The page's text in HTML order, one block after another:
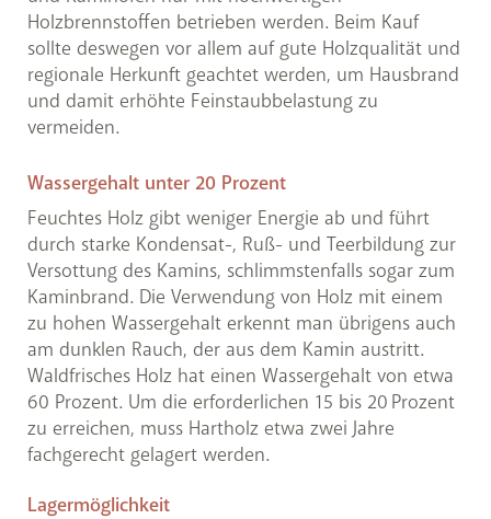
Holzbrennstoffen betrieben werden. Beim Kauf
sollte deswegen vor allem auf gute Holzqualität und
regionale Herkunft geachtet werden, um Hausbrand
und damit erhöhte Feinstaubbelastung zu
vermeiden.
Wassergehalt unter 20 Prozent
Feuchtes Holz gibt weniger Energie ab und führt
durch starke Kondensat-, Ruß- und Teerbildung zur
Versottung des Kamins, schlimmstenfalls sogar zum
Kaminbrand. Die Verwendung von Holz mit einem
zu hohen Wassergehalt erkennt man übrigens auch
am dunklen Rauch, der aus dem Kamin austritt.
Waldfrisches Holz hat einen Wassergehalt von etwa
60 Prozent. Um die erforderlichen 15 bis 20 Prozent
zu erreichen, muss Hartholz etwa zwei Jahre
fachgerecht gelagert werden.
Lagermöglichkeit